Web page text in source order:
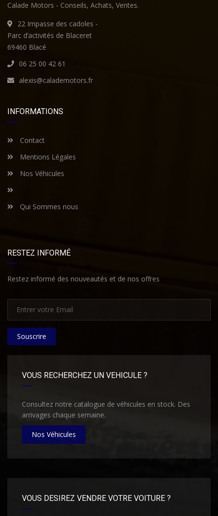
Calade Motors - Conseils, Achats, Ventes.
22 Impasse des cadoles -
Parc d’activités de Blaceret
69460 Blacé
06 25 00 42 61
alexis@calademotors.fr
INFORMATIONS
Contact
Mentions Légales
Nos Véhicules
Qui Sommes nous
RESTEZ INFORMÉ
Restez informé des nouveautés et de nos offres
Souscrire
VOUS RECHERCHEZ UN VEHICULE ?
Consultez notre catalogue de véhicules en stock. Des
arrivages chaque semaine.
Nos Véhicules
VOUS DESIREZ VENDRE VOTRE VOITURE ?